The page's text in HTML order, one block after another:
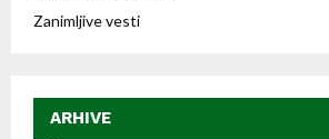
Zanimljive vesti
ARHIVE